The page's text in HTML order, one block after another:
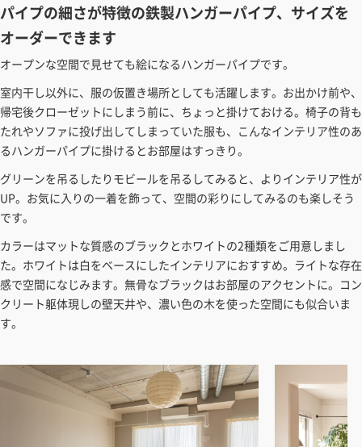
カートでのお見積り機能
「この商品を選ぶ」からご希望の商品をカートに入れていただき、お届
け先種別・都道府県を選択すると、送料を含んだ合計金額を確認する
ことができます。お見積り書の出力も可能です。
見積もりガイドはこちら
パイプの細さが特徴の鉄製ハンガーパイプ、サイズを
オーダーできます
オープンな空間で見せても絵になるハンガーパイプです。
室内干し以外に、服の仮置き場所としても活躍します。お出かけ前や、
帰宅後クローゼットにしまう前に、ちょっと掛けておける。椅子の背も
たれやソファに投げ出してしまっていた服も、こんなインテリア性のあ
るハンガーパイプに掛けるとお部屋はすっきり。
グリーンを吊るしたりモビールを吊るしてみると、よりインテリア性が
UP。お気に入りの一着を飾って、空間の彩りにしてみるのも楽しそう
です。
カラーはマットな質感のブラックとホワイトの2種類をご用意しまし
た。ホワイトは白をベースにしたインテリアにおすすめ。ライトな存在
感で空間になじみます。無骨なブラックはお部屋のアクセントに。コン
クリート躯体現しの壁天井や、濃い色の木を使った空間にも似合いま
す。